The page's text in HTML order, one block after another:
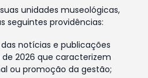
unidades museológicas,
seguintes providências:
notícias e publicações
2026 que caracterizem
ou promoção da gestão;